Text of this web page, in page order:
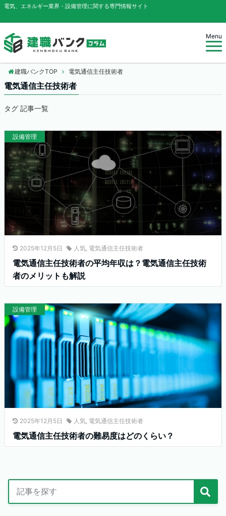
電気、エネルギー業界・設備管理に関する専門情報サイト
Menu
建職バンクTOP 電気通信主任技術者
電気通信主任技術者
タグ 記事一覧
設備管理
2025年12月5日 人気, 電気通信主任技術者
電気通信主任技術者の平均年収は？電気通信主任技術
者のメリットも解説
設備管理
2025年12月5日 人気, 電気通信主任技術者
電気通信主任技術者の難易度はどのくらい？